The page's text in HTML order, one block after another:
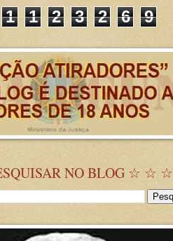
1
1 2 3 2 6 9
NO BLOG ☆ ☆ ☆